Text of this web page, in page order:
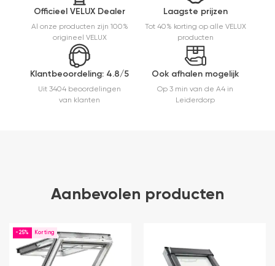
Officieel VELUX Dealer
Al onze producten zijn 100%
origineel VELUX
Laagste prijzen
Tot 40% korting op alle VELUX
producten
Klantbeoordeling: 4.8/5
Uit 3404 beoordelingen
van klanten
Ook afhalen mogelijk
Op 3 min van de A4 in
Leiderdorp
Aanbevolen producten
-25%